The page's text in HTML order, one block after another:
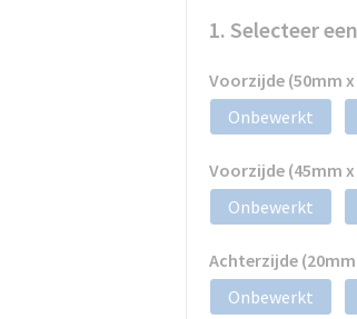
1. Selecteer
Voorzijde (50mm
Onbewerkt
Voorzijde (45mm
Onbewerkt
Achterzijde
Onbewerkt